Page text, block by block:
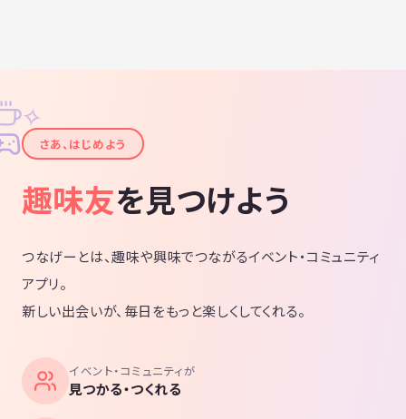
✦
✧
さあ、はじめよう
趣味友を見つけよう
つなげーとは、趣味や興味でつながるイベント・コミュニティ
アプリ。
新しい出会いが、毎日をもっと楽しくしてくれる。
イベント・コミュニティが
見つかる・つくれる